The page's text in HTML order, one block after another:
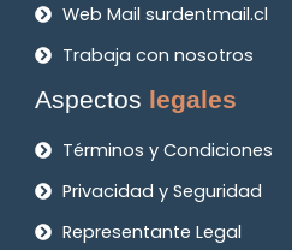
Web Mail surdentmail.cl
Trabaja con nosotros
Aspectos legales
Términos y Condiciones
Privacidad y Seguridad
Representante Legal